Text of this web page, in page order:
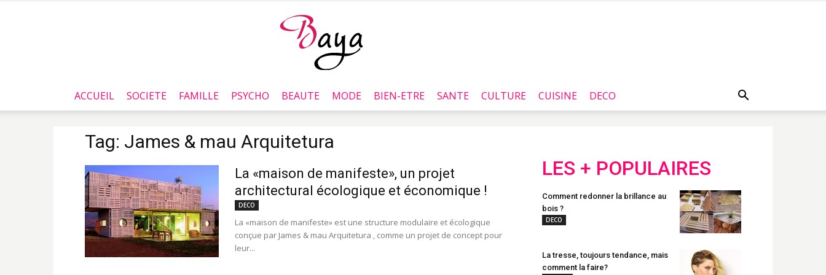
Baya.tn
ACCUEIL SOCIETE FAMILLE PSYCHO BEAUTE MODE BIEN-ETRE SANTE CULTURE CUISINE DECO
Tag: James & mau Arquitetura
La «maison de manifeste», un projet
architectural écologique et économique !
DECO
La «maison de manifeste» est une structure modulaire et écologique
conçue par James & mau Arquitetura , comme un projet de concept pour
leur...
LES + POPULAIRES
Comment redonner la brillance au
bois ?
DECO
La tresse, toujours tendance, mais
comment la faire?